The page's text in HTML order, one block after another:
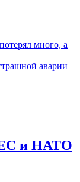
много, а
аварии
ЕС и НАТО